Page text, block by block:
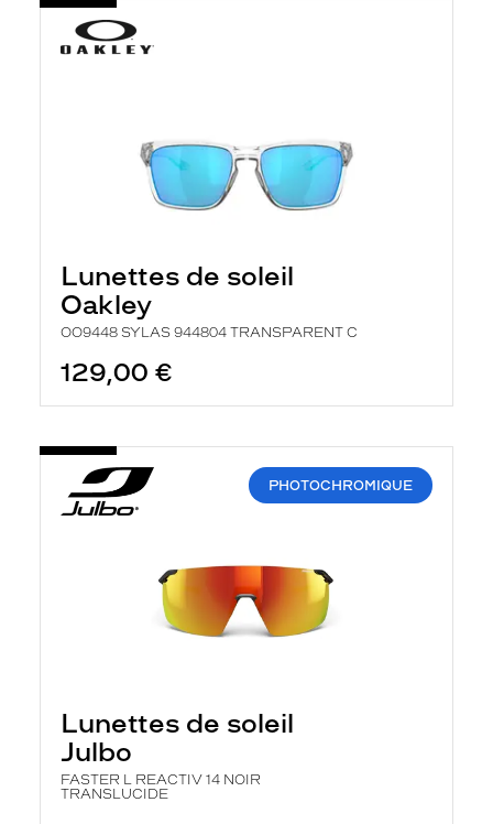
Lunettes de soleil
Oakley
OO9448 SYLAS 944804 TRANSPARENT C
129,00 €
PHOTOCHROMIQUE
Lunettes de soleil
Julbo
FASTER L REACTIV 14 NOIR
TRANSLUCIDE